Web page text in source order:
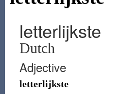
letterlijkste
Dutch
Adjective
letterlijkste